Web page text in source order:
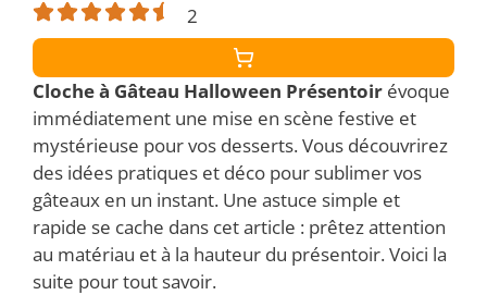
2
Cloche à Gâteau Halloween Présentoir évoque
immédiatement une mise en scène festive et
mystérieuse pour vos desserts. Vous découvrirez
des idées pratiques et déco pour sublimer vos
gâteaux en un instant. Une astuce simple et
rapide se cache dans cet article : prêtez attention
au matériau et à la hauteur du présentoir. Voici la
suite pour tout savoir.